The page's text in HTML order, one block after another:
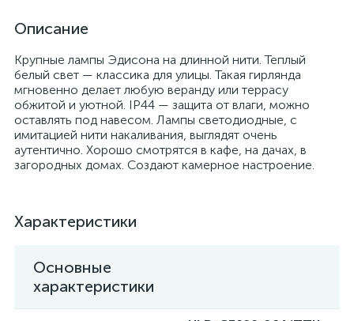
Описание
Крупные лампы Эдисона на длинной нити. Теплый
белый свет — классика для улицы. Такая гирлянда
мгновенно делает любую веранду или террасу
обжитой и уютной. IP44 — защита от влаги, можно
оставлять под навесом. Лампы светодиодные, с
имитацией нити накаливания, выглядят очень
аутентично. Хорошо смотрятся в кафе, на дачах, в
загородных домах. Создают камерное настроение.
Характеристики
Основные
характеристики